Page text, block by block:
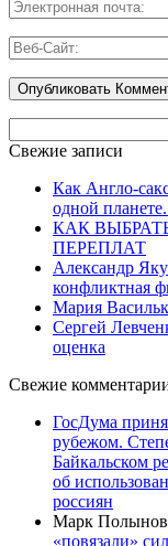
Свежие записи
Как Англо-
одной
КАК
ПЕРЕПЛАТ
Александр
конфликтная
Мария
Сергей
оценка
Свежие
ГосДума
рубежом.
Байкальском
об
россиян
Марк Полынов
«повязали»